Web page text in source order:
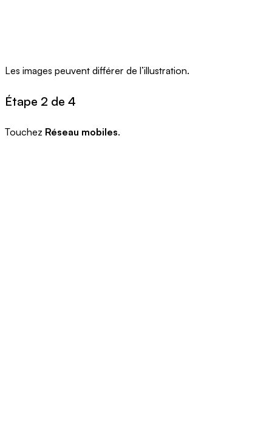
Les images peuvent différer de l’illustration.
Étape 2 de 4
Touchez Réseau mobiles.